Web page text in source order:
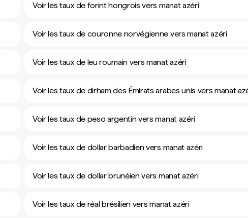
Voir les taux de forint hongrois vers manat azéri
Voir les taux de couronne norvégienne vers manat azéri
Voir les taux de leu roumain vers manat azéri
Voir les taux de dirham des Émirats arabes unis vers manat
Voir les taux de peso argentin vers manat azéri
Voir les taux de dollar barbadien vers manat azéri
Voir les taux de dollar brunéien vers manat azéri
Voir les taux de réal brésilien vers manat azéri